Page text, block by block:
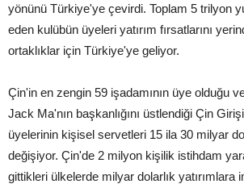
yönünü Türkiye'ye çevirdi. Toplam 5 trilyon
eden kulübün üyeleri yatırım fırsatlarını
ortaklıklar için Türkiye'ye geliyor.
Çin'in en zengin 59 işadamının üye olduğu
Jack Ma'nın başkanlığını üstlendiği Çin
üyelerinin kişisel servetleri 15 ila 30 milyar
değişiyor. Çin'de 2 milyon kişilik istihdam
gittikleri ülkelerde milyar dolarlık yatırımlara